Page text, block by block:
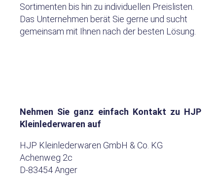
Sortimenten bis hin zu individuellen Preislisten.
Das Unternehmen berät Sie gerne und sucht
gemeinsam mit Ihnen nach der besten Lösung.
Nehmen Sie ganz einfach Kontakt zu HJP
Kleinlederwaren auf
HJP Kleinlederwaren GmbH & Co. KG
Achenweg 2c
D-83454 Anger